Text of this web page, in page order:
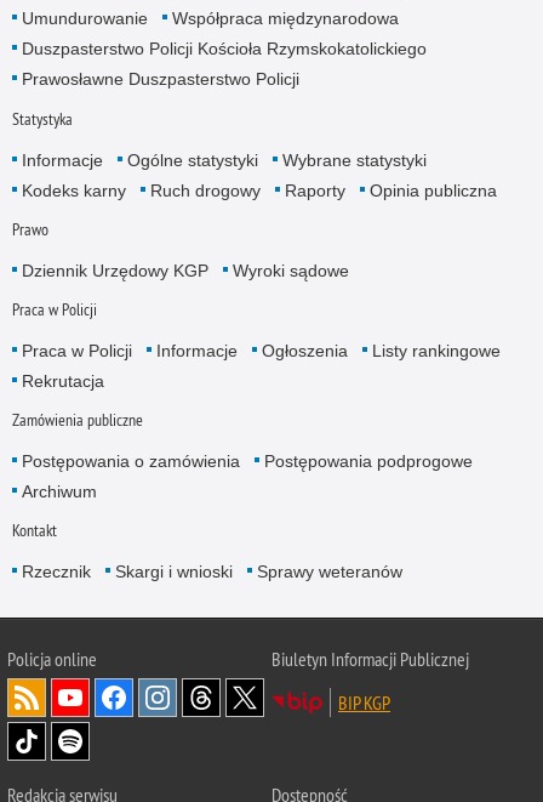
Umundurowanie
Współpraca międzynarodowa
Duszpasterstwo Policji Kościoła Rzymskokatolickiego
Prawosławne Duszpasterstwo Policji
Statystyka
Informacje Ogólne statystyki
Wybrane statystyki
Kodeks karny
Ruch drogowy Raporty Opinia publiczna
Prawo
Dziennik Urzędowy KGP Wyroki sądowe
Praca w Policji
Praca w Policji Informacje Ogłoszenia
Listy rankingowe
Rekrutacja
Zamówienia publiczne
Postępowania o zamówienia
Postępowania podprogowe
Archiwum
Kontakt
Rzecznik Skargi i wnioski Sprawy weteranów
Policjaonline
Biuletyn Informacji Publicznej
BIP KGP
Redakcja serwisu Dostępność